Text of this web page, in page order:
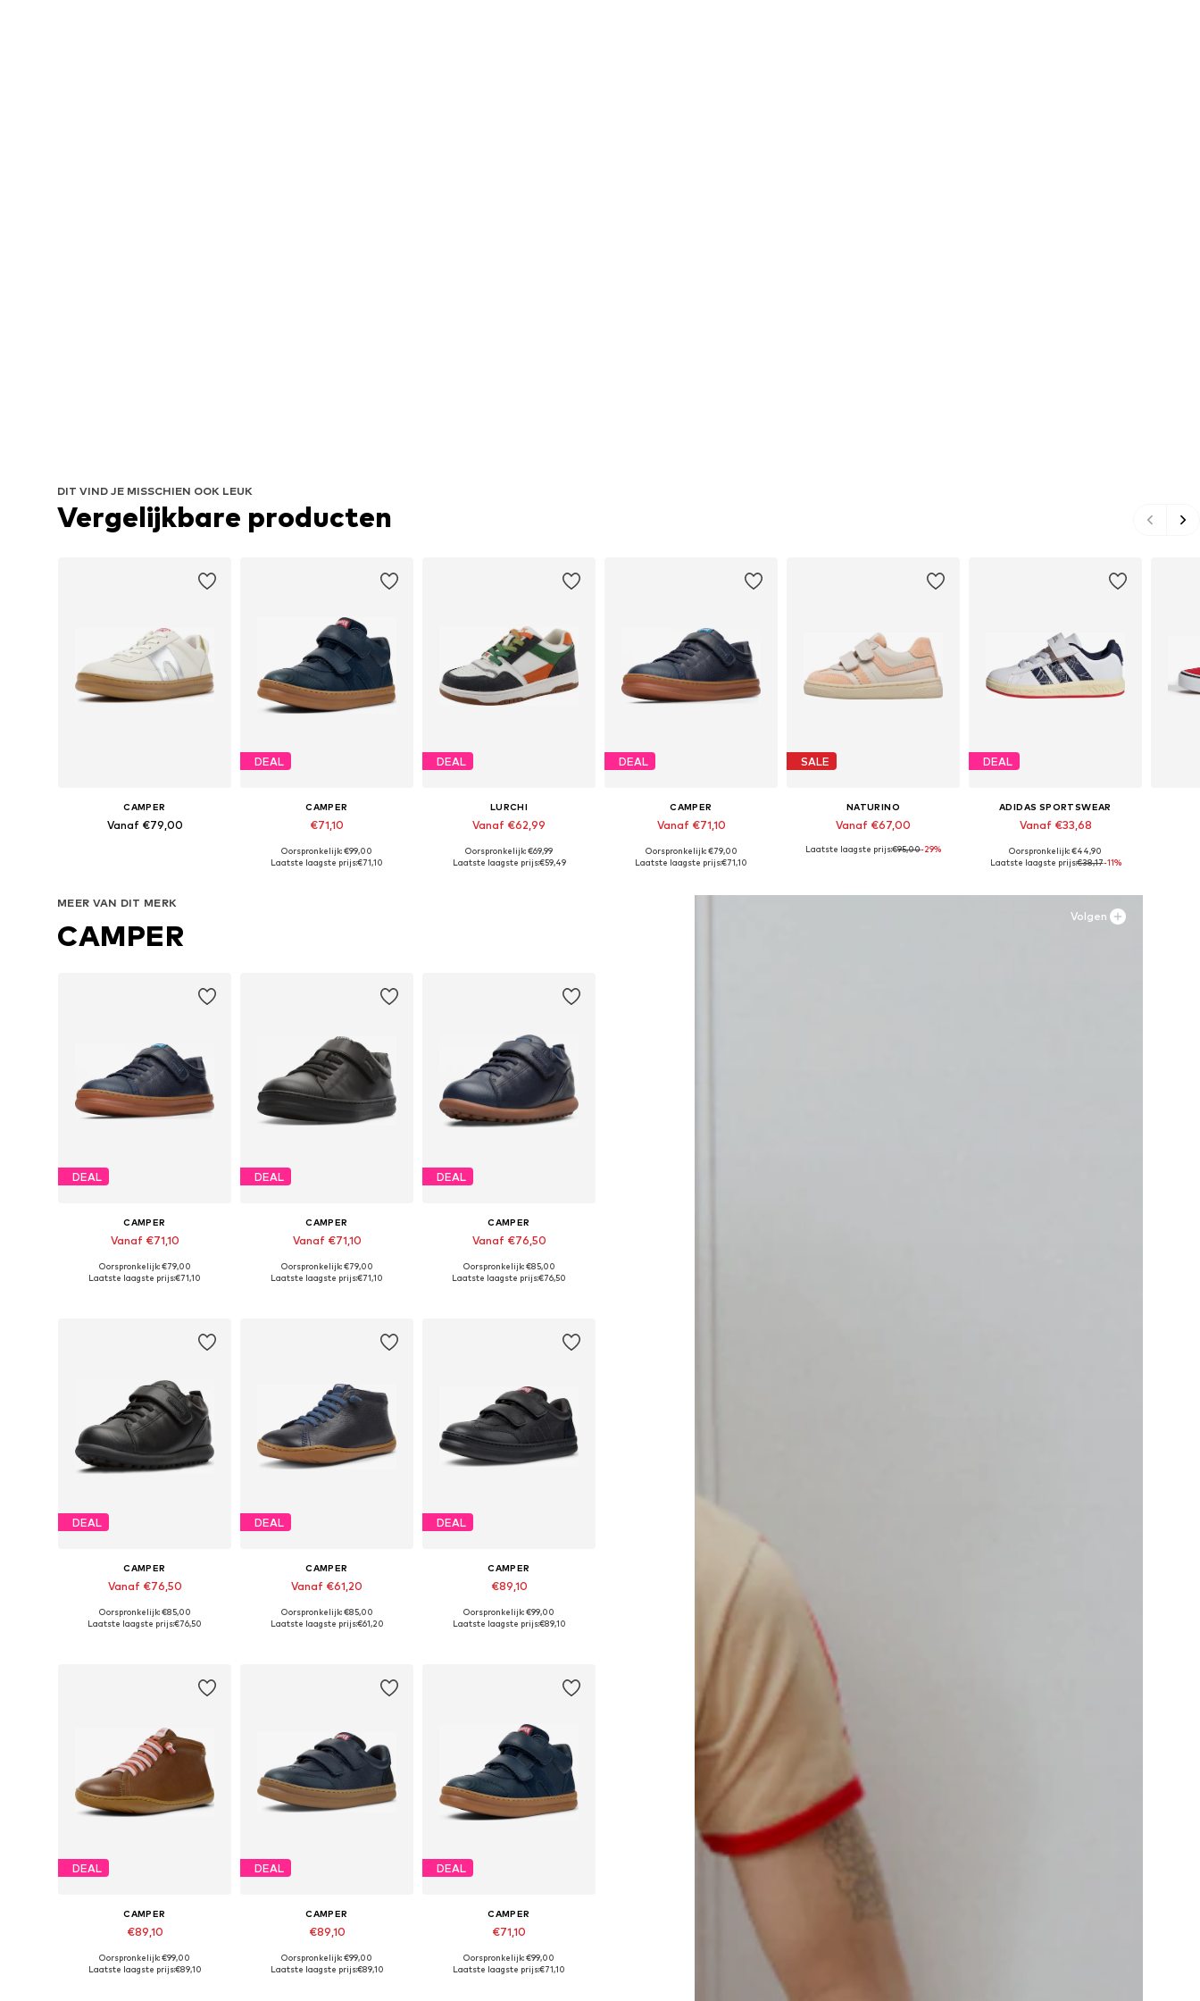
DIT VIND JE MISSCHIEN OOK LEUK
Vergelijkbare producten
CAMPER
Vanaf €79,00
DEAL
CAMPER
€71,10
Beschikbaar in vele maten
Oorspronkelijk: €99,00
Laatste laagste prijs:€71,10
DEAL
LURCHI
Vanaf €62,99
Beschikbaar in vele maten
Oorspronkelijk: €69,99
Laatste laagste prijs:€59,49
DEAL
CAMPER
Vanaf €71,10
Beschikbaar in vele maten
Oorspronkelijk: €79,00
Laatste laagste prijs:€71,10
SALE
NATURINO
Vanaf €67,00
Beschikbaar in vele maten
Laatste laagste prijs:€95,00-29%
DEAL
ADIDAS SPORTSWEAR
Vanaf €33,68
Beschikbaar in vele maten
Oorspronkelijk: €44,90
Laatste laagste prijs:€38,17-11%
Volgen
MEER VAN DIT MERK
CAMPER
DEAL
CAMPER
Vanaf €71,10
Beschikbaar in vele maten
Oorspronkelijk: €79,00
Laatste laagste prijs:€71,10
DEAL
CAMPER
Vanaf €71,10
Beschikbaar in vele maten
Oorspronkelijk: €79,00
Laatste laagste prijs:€71,10
DEAL
CAMPER
Vanaf €76,50
Beschikbaar in vele maten
Oorspronkelijk: €85,00
Laatste laagste prijs:€76,50
DEAL
CAMPER
Vanaf €76,50
Beschikbaar in vele maten
Oorspronkelijk: €85,00
Laatste laagste prijs:€76,50
DEAL
CAMPER
Vanaf €61,20
Beschikbaar in vele maten
Oorspronkelijk: €85,00
Laatste laagste prijs:€61,20
DEAL
CAMPER
€89,10
Beschikbaar in vele maten
Oorspronkelijk: €99,00
Laatste laagste prijs:€89,10
DEAL
CAMPER
€89,10
Beschikbaar in vele maten
Oorspronkelijk: €99,00
Laatste laagste prijs:€89,10
DEAL
CAMPER
€89,10
Beschikbaar in vele maten
Oorspronkelijk: €99,00
Laatste laagste prijs:€89,10
DEAL
CAMPER
€71,10
Beschikbaar in vele maten
Oorspronkelijk: €99,00
Laatste laagste prijs:€71,10